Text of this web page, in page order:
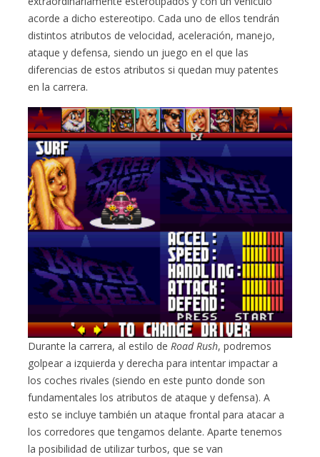
acorde a dicho estereotipo. Cada uno de ellos tendrán
distintos atributos de velocidad, aceleración, manejo,
ataque y defensa, siendo un juego en el que las
diferencias de estos atributos si quedan muy patentes
en la carrera.
Durante la carrera, al estilo deRoad Rush, podremos
golpear a izquierda y derecha para intentar impactar a
los coches rivales (siendo en este punto donde son
fundamentales los atributos de ataque y defensa). A
esto se incluye también un ataque frontal para atacar a
los corredores que tengamos delante. Aparte tenemos
la posibilidad de utilizar turbos, que se van